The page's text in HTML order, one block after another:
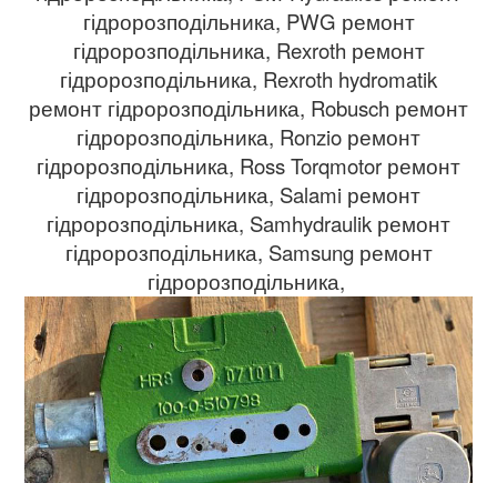
гідророзподільника, PWG ремонт
гідророзподільника, Rexroth ремонт
гідророзподільника, Rexroth hydromatik
ремонт гідророзподільника, Robusch ремонт
гідророзподільника, Ronzio ремонт
гідророзподільника, Ross Torqmotor ремонт
гідророзподільника, Salami ремонт
гідророзподільника, Samhydraulik ремонт
гідророзподільника, Samsung ремонт
гідророзподільника,